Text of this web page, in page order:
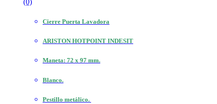
(0)
Cierre Puerta Lavadora
ARISTON HOTPOINT INDESIT
Maneta: 72 x 97 mm.
Blanco.
Pestillo metálico.